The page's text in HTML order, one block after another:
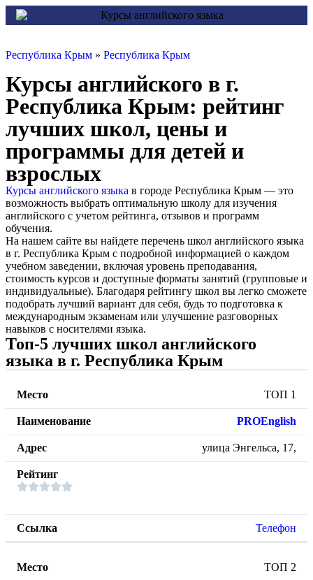
Республика Крым » Республика Крым
Курсы английского в г.
Республика Крым: рейтинг
лучших школ, цены и
программы для детей и
взрослых
Курсы английского языка в городе Республика Крым — это
возможность выбрать оптимальную школу для изучения
английского с учетом рейтинга, отзывов и программ
обучения.
На нашем сайте вы найдете перечень школ английского языка
в г. Республика Крым с подробной информацией о каждом
учебном заведении, включая уровень преподавания,
стоимость курсов и доступные форматы занятий (групповые и
индивидуальные). Благодаря рейтингу школ вы легко сможете
подобрать лучший вариант для себя, будь то подготовка к
международным экзаменам или улучшение разговорных
навыков с носителями языка.
Топ-5 лучших школ английского
языка в г. Республика Крым
ТОП 1
PROEnglish
улица Энгельса, 17,
Телефон
ТОП 2